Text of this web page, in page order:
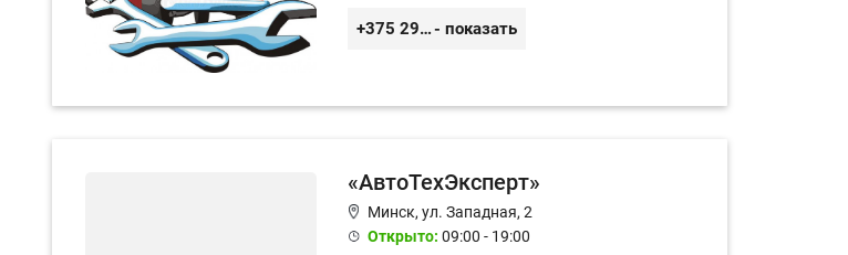
+375 29 656 49 92- показать
«АвтоТехЭксперт»
Минск, ул. Западная, 2
Открыто: 09:00 - 19:00